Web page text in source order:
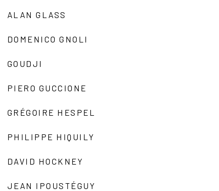
ALAN GLASS
DOMENICO GNOLI
GOUDJI
PIERO GUCCIONE
GRÉGOIRE HESPEL
PHILIPPE HIQUILY
DAVID HOCKNEY
JEAN IPOUSTÉGUY